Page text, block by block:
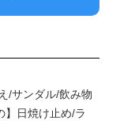
/サンダル/飲み物
】日焼け止め/ラ